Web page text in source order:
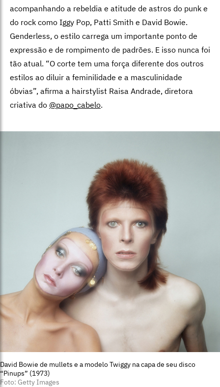
acompanhando a rebeldia e atitude de astros do punk e
do rock como Iggy Pop, Patti Smith e David Bowie.
Genderless, o estilo carrega um importante ponto de
expressão e de rompimento de padrões. E isso nunca foi
tão atual. “O corte tem uma força diferente dos outros
estilos ao diluir a feminilidade e a masculinidade
óbvias”, afirma a hairstylist Raisa Andrade, diretora
criativa do @papo_cabelo.
David Bowie de mullets e a modelo Twiggy na capa de seu disco
“Pinups” (1973)
Foto: Getty Images